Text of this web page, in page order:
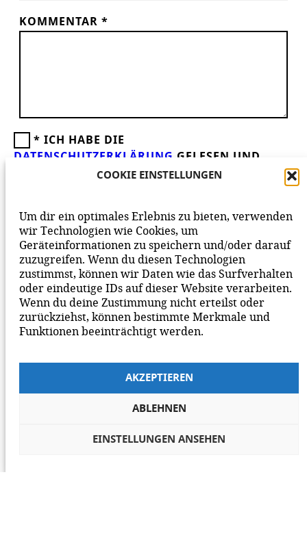
COOKIE EINSTELLUNGEN
Um dir ein optimales Erlebnis zu bieten, verwenden
wir Technologien wie Cookies, um
Geräteinformationen zu speichern und/oder darauf
zuzugreifen. Wenn du diesen Technologien
zustimmst, können wir Daten wie das Surfverhalten
oder eindeutige IDs auf dieser Website verarbeiten.
Wenn du deine Zustimmung nicht erteilst oder
zurückziehst, können bestimmte Merkmale und
Funktionen beeinträchtigt werden.
AKZEPTIEREN
ABLEHNEN
EINSTELLUNGEN ANSEHEN
KOMMENTAR *
* ICH HABE DIE
DATENSCHUTZERKLÄRUNG GELESEN UND
AKZEPTIERE DIESE.WIR FREUEN UNS ÜBER
MITEINANDER AUF UNSERER SEITE.